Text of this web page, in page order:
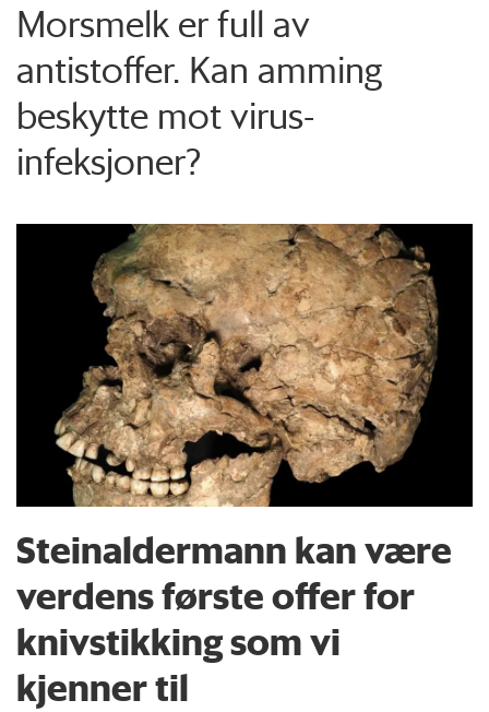
Morsmelk er full av
antistoffer. Kan amming
beskytte mot virus-
infeksjoner?
Steinaldermann kan være
verdens første offer for
knivstikking som vi
kjenner til